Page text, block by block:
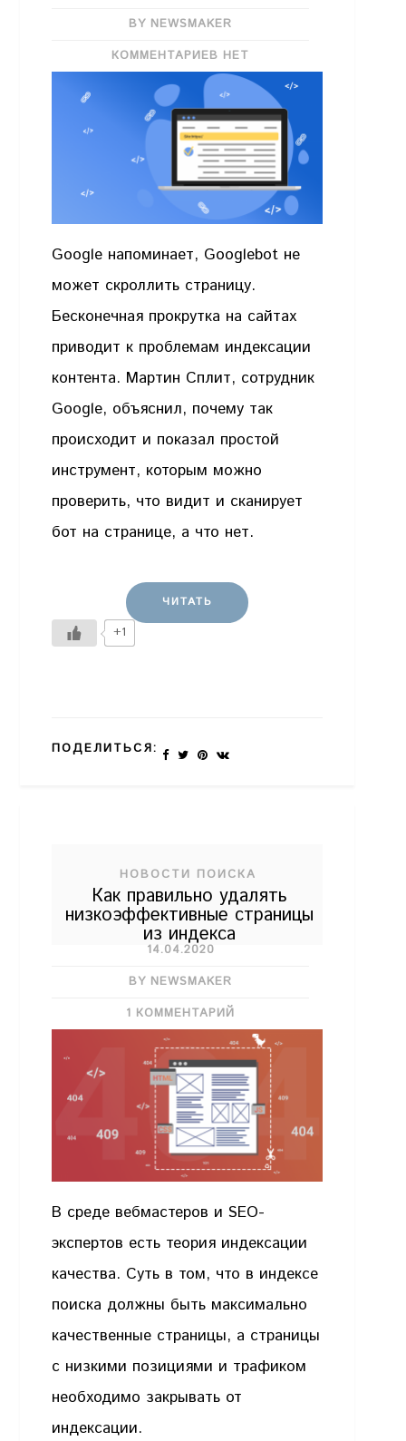
BY NEWSMAKER
КОММЕНТАРИЕВ НЕТ
Google напоминает, Googlebot не
может скроллить страницу.
Бесконечная прокрутка на сайтах
приводит к проблемам индексации
контента. Мартин Сплит, сотрудник
Google, объяснил, почему так
происходит и показал простой
инструмент, которым можно
проверить, что видит и сканирует
бот на странице, а что нет.
ЧИТАТЬ
+1
ПОДЕЛИТЬСЯ:
НОВОСТИ ПОИСКА
Как правильно удалять
низкоэффективные страницы
из индекса
14.04.2020
BY NEWSMAKER
1 КОММЕНТАРИЙ
В среде вебмастеров и SEO-
экспертов есть теория индексации
качества. Суть в том, что в индексе
поиска должны быть максимально
качественные страницы, а страницы
с низкими позициями и трафиком
необходимо закрывать от
индексации.